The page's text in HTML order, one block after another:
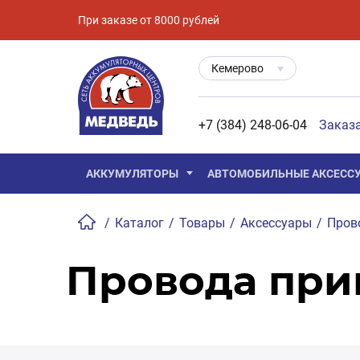
При заказе от 8000 рублей
Кемерово
+7 (384) 248-06-04
АККУМУЛЯТОРЫ АВТОМОБИЛЬНЫЕ
/ Каталог / Товары / Аксессуары /
Провода